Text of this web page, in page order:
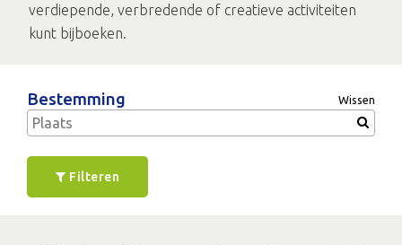
verdiepende, verbredende of creatieve activiteiten
kunt bijboeken.
Bestemming Wissen
Filteren